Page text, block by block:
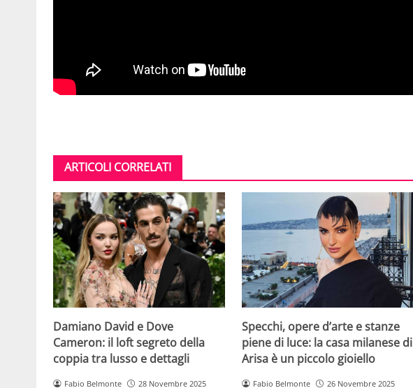
ARTICOLI CORRELATI
Damiano David e Dove
Cameron: il loft segreto della
coppia tra lusso e dettagli
Fabio Belmonte 28 Novembre 2025
Specchi, opere d’arte e stanze
piene di luce: la casa milanese di
Arisa è un piccolo gioiello
Fabio Belmonte 26 Novembre 2025